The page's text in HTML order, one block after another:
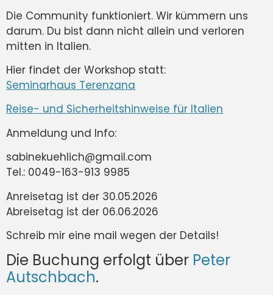
Die Community funktioniert. Wir kümmern uns
darum. Du bist dann nicht allein und verloren
mitten in Italien.
Hier findet der Workshop statt:
Seminarhaus Terenzana
Reise- und Sicherheitshinweise für Italien
Anmeldung und Info:
sabinekuehlich@gmail.com
Tel.: 0049-163-913 9985
Anreisetag ist der 30.05.2026
Abreisetag ist der 06.06.2026
Schreib mir eine mail wegen der Details!
Die Buchung erfolgt über Peter
Autschbach.